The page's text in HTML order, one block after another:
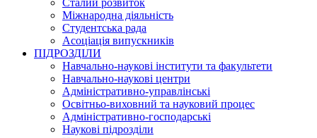
Міжнародна діяльність
Студентська рада
Асоціація випускників
ПІДРОЗДІЛИ
Навчально-наукові інститути та факультети
Навчально-наукові центри
Адміністративно-управлінські
Освітньо-виховний та науковий процес
Адміністративно-господарські
Наукові підрозділи